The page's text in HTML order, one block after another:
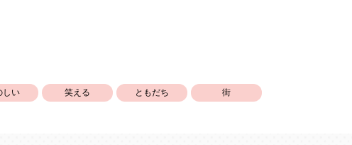
しい 笑える ともだち 街